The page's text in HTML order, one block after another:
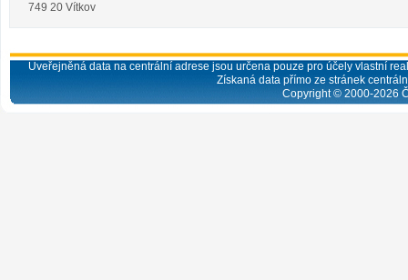
749 20 Vítkov
Uveřejněná data na centrální adrese jsou určena pouze pro účely vlastní
Získaná data přímo ze stránek
Copyright © 2000-2026